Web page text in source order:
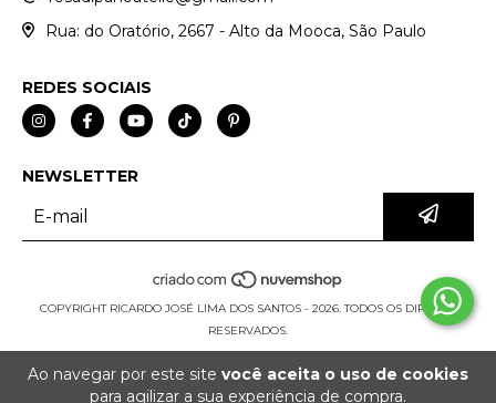
Ao navegar por este site você aceita o uso de cookies
para agilizar a sua experiência de compra.
Rua: do Oratório, 2667 - Alto da Mooca, São Paulo
REDES SOCIAIS
NEWSLETTER
COPYRIGHT RICARDO JOSÉ LIMA DOS SANTOS - 2026. TODOS OS DIREITOS
RESERVADOS.